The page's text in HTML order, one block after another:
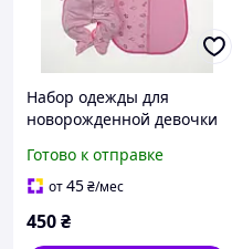
Набор одежды для
новорожденной девочки
Бегемотик размер 56 см
Lari Розовый
Готово к отправке
от45₴/мес
450₴